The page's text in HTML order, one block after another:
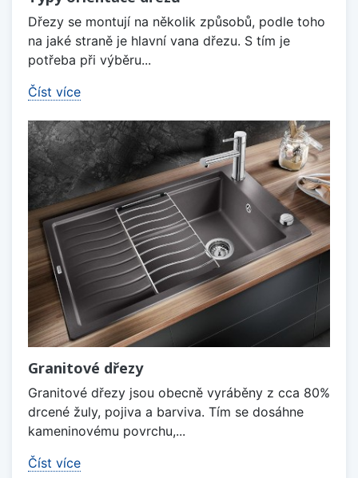
Dřezy se montují na několik způsobů, podle toho
na jaké straně je hlavní vana dřezu. S tím je
potřeba při výběru...
Číst více
Granitové dřezy
Granitové dřezy jsou obecně vyráběny z cca 80%
drcené žuly, pojiva a barviva. Tím se dosáhne
kameninovému povrchu,...
Číst více